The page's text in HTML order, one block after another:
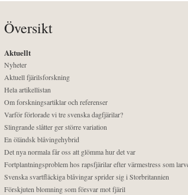
Översikt
Aktuellt
Nyheter
Aktuell fjärilsforskning
Hela artikellistan
Om forskningsartiklar och referenser
Varför förlorade vi tre svenska dagfjärilar?
Slingrande slåtter ger större variation
En öländsk blåvingehybrid
Det nya normala får oss att glömma hur det var
Fortplantningsproblem hos rapsfjärilar efter värmestress som
Svenska svartfläckiga blåvingar sprider sig i Storbritannien
Förskjuten blomning som försvar mot fjäril